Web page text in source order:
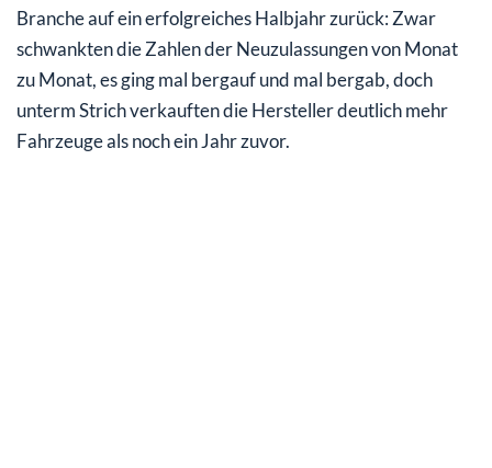
Hausgemachte Probleme bei Elektrotransformation
Volkswagen drosselt E-Auto-Produktion – Nachfrage zu
gering
Laut Ifo-Studie: Pessimistischer Geschäftsausblick
Branche auf ein erfolgreiches Halbjahr zurück: Zwar
schwankten die Zahlen der Neuzulassungen von Monat
zu Monat, es ging mal bergauf und mal bergab, doch
unterm Strich verkauften die Hersteller deutlich mehr
Fahrzeuge als noch ein Jahr zuvor.